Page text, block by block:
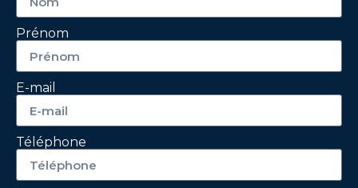
Prénom
E-mail
Téléphone